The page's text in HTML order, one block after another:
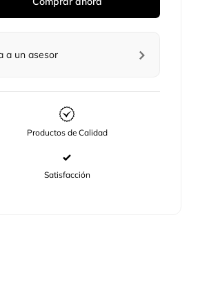
a un asesor
Productos de Calidad
Satisfacción